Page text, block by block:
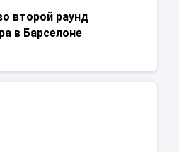
второй раунд
в Барселоне